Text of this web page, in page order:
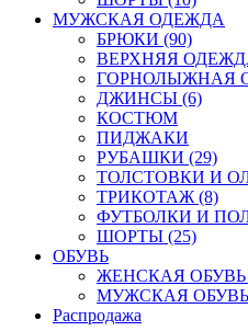
МУЖСКАЯ ОДЕЖДА
БРЮКИ (90)
ВЕРХНЯЯ
ГОРНОЛЫЖНАЯ
ДЖИНСЫ (6)
КОСТЮМ
ПИДЖАКИ
РУБАШКИ (29)
ТОЛСТОВКИ И
ТРИКОТАЖ (8)
ФУТБОЛКИ И
ШОРТЫ (25)
ОБУВЬ
ЖЕНСКАЯ ОБУВЬ
МУЖСКАЯ ОБУВЬ
Распродажа